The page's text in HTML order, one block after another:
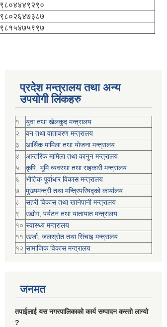
९८०४४४९२९०
९८०२६४७३८७
९८१५४७५९९७
प्रदेश मन्त्रालय तथा अन्य
उपयोगी लिंकहरु
१
युवा तथा खेलकुद मन्त्रालय
२
वन तथा वातावरण मन्त्रालय
३
आर्थिक मामिला तथा योजना मन्त्रालय
४
आन्तरिक मामिला तथा कानुन मन्त्रालय
५
कृषि, भूमि व्यवस्था तथा सहकारी मन्त्रालय
६
भौतिक पूर्वाधार विकास मन्त्रालय
७
मुख्यमन्त्री तथा मन्त्रिपरिषद्को कार्यालय
८
सहरी विकास तथा खानेपानी मन्त्रालय
९
उद्योग, पर्यटन तथा यातायात मन्त्रालय
१० स्वास्थ्य मन्त्रालय
११ ऊर्जा, जलस्रोत तथा सिंचाइ मन्त्रालय
१२ सामाजिक विकास मन्‍‍त्रालय
जनमत
तपाईलाई यस नगरपालिकाको कार्य सम्पादन कस्तो लाग्यो
?